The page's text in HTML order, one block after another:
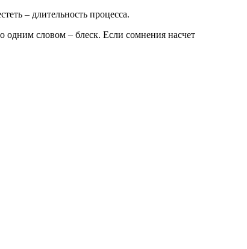
– длительность процесса.
словом – блеск. Если сомнения насчет